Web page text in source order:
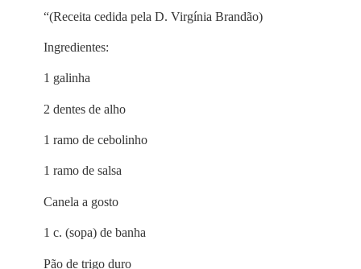
“(Receita cedida pela D. Virgínia Brandão)
Ingredientes:
1 galinha
2 dentes de alho
1 ramo de cebolinho
1 ramo de salsa
Canela a gosto
1 c. (sopa) de banha
Pão de trigo duro